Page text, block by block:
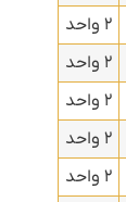
۲ واحد
۲ واحد
۲ واحد
۲ واحد
۲ واحد